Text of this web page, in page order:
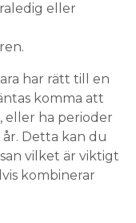
eller
har rätt till en
komma att
eller ha perioder
Detta kan du
vilket är viktigt
kombinerar